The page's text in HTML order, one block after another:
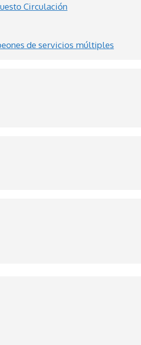
Circulación
de servicios múltiples